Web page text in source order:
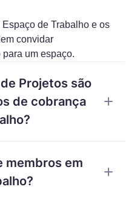
de Trabalho e os
convidar
um espaço.
Projetos são
de cobrança
de trabalho sem
membros em